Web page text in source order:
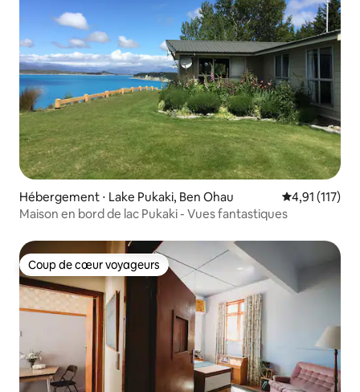
Hébergement ⋅ Lake Pukaki, Ben Ohau Évaluation
4,91 (117)
Maison en bord de lac Pukaki - Vues fantastiques
Coup de cœur voyageurs
Coup de cœur voyageurs